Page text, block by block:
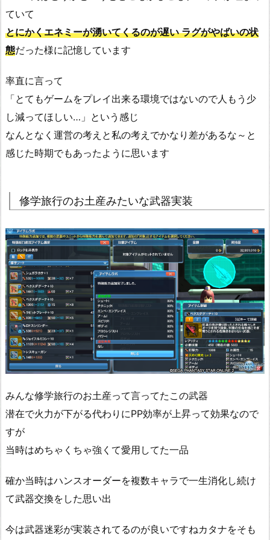
ていて
とにかくエネミーが湧いてくるのが遅い ラグがやばいの状
態だった様に記憶しています
率直に言って
「とてもゲームをプレイ出来る環境ではないので人もう少
し減ってほしい…」という感じ
なんとなく運営の考えと私の考えでかなり差があるな～と
感じた時期でもあったように思います
修学旅行のお土産みたいな武器実装
みんな修学旅行のお土産って言ってたこの武器
潜在で火力が下がる代わりにPP効率が上昇って効果なので
すが
当時はめちゃくちゃ強くて愛用してた一品
確か当時はハンスオーダーを複数キャラで一生消化し続け
て武器交換をした思い出
今は武器迷彩が実装されてるのが良いですねカタナをそも